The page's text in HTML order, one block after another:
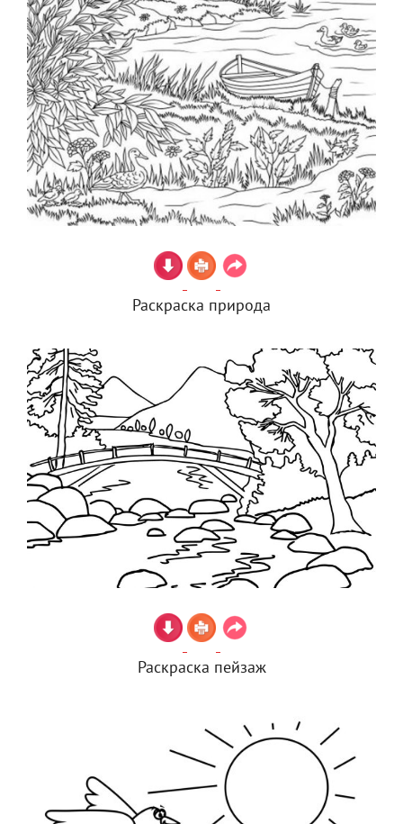
Раскраска природа
Раскраска пейзаж